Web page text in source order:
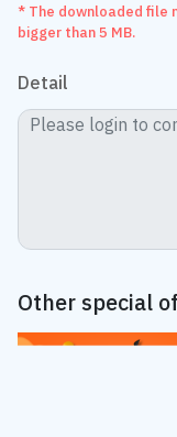
* The downloaded file
bigger than 5 MB.
Detail
Other special